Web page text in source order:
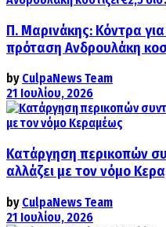
Π. Μαρινάκης: Κόντρα
πρόταση Ανδρουλάκη
by CulpaNews Team
21 Ιουλίου, 2026
Κατάργηση περικοπών
αλλάζει με τον νόμο
by CulpaNews Team
21 Ιουλίου, 2026